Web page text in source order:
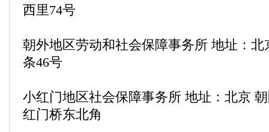
西里74号
朝外地区劳动和社会保障事务所 地址：
条46号
小红门地区社会保障事务所 地址：北京
红门桥东北角